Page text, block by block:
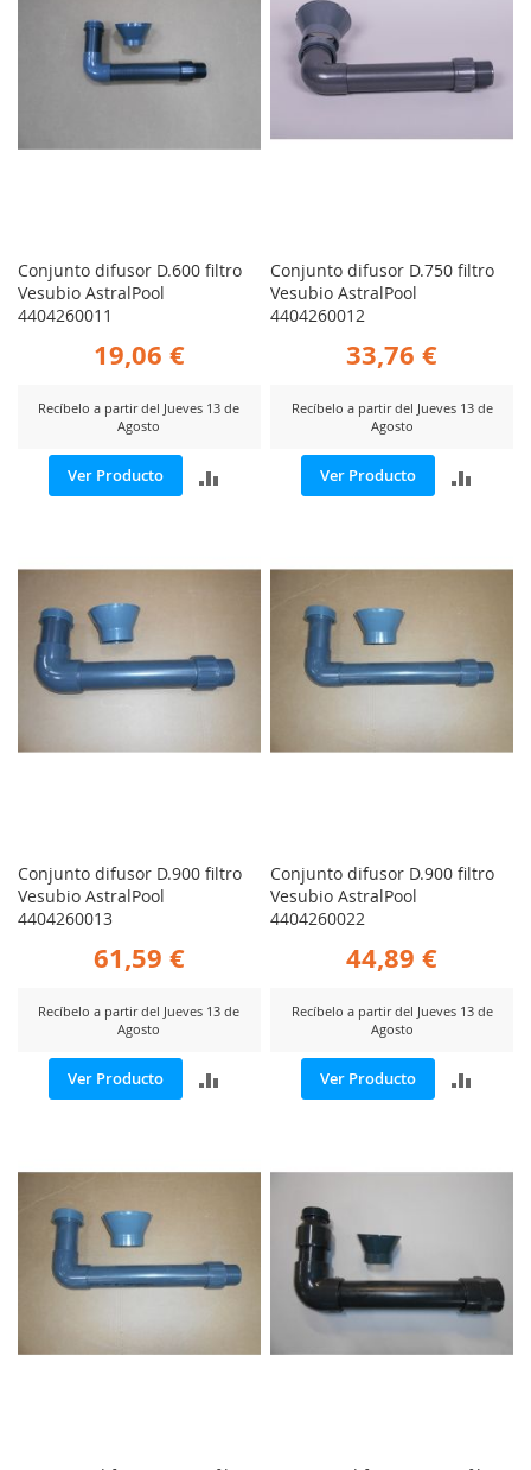
Conjunto difusor D.600 filtro
Vesubio AstralPool
4404260011
19,06 €
Recíbelo a partir del Jueves 13 de
Agosto
Ver Producto
Conjunto difusor D.750 filtro
Vesubio AstralPool
4404260012
33,76 €
Recíbelo a partir del Jueves 13 de
Agosto
Ver Producto
Conjunto difusor D.900 filtro
Vesubio AstralPool
4404260013
61,59 €
Recíbelo a partir del Jueves 13 de
Agosto
Ver Producto
Conjunto difusor D.900 filtro
Vesubio AstralPool
4404260022
44,89 €
Recíbelo a partir del Jueves 13 de
Agosto
Ver Producto